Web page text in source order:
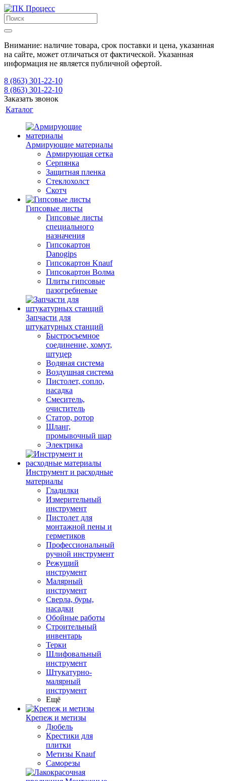
Внимание: наличие товара, срок поставки и цена, указанная
на сайте, может отличаться от фактической. Указанная
информация не является публичной офертой.
8 (863) 301-22-10
8 (863) 301-22-10
Заказать звонок
Каталог
Армирующие материалы
Армирующая сетка
Серпянка
Защитная пленка
Стеклохолст
Скотч
Гипсовые листы
Гипсовые листы
специального
назначения
Гипсокартон
Danogips
Гипсокартон Knauf
Гипсокартон Волма
Плиты гипсовые
пазогребневые
Запчасти для
штукатурных станций
Быстросъемное
соединение, хомут,
штуцер
Водяная система
Воздушная система
Пистолет, сопло,
насадка
Смеситель,
очиститель
Статор, ротор
Шланг,
промывочный шар
Электрика
Инструмент и расходные
материалы
Гладилки
Измерительный
инструмент
Пистолет для
монтажной пены и
герметиков
Профессиональный
ручной инструмент
Режущий
инструмент
Малярный
инструмент
Сверла, буры,
насадки
Обойные работы
Строительный
инвентарь
Терки
Шлифовальный
инструмент
Штукатурно-
малярный
инструмент
Ещё
Крепеж и метизы
Дюбель
Крестики для
плитки
Метизы Knauf
Саморезы